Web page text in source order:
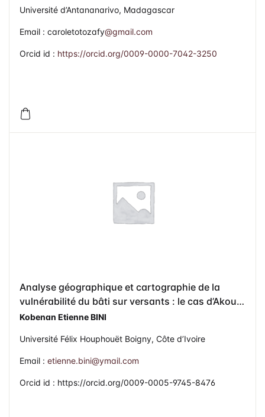
Université d’Antananarivo, Madagascar
Email : caroletotozafy@gmail.com
Orcid id : https://orcid.org/0009-0000-7042-3250
Analyse géographique et cartographie de la
vulnérabilité du bâti sur versants : le cas d’Akouai
Santai, Bingerville (Côte d’Ivoire)
Kobenan Etienne BINI
Université Félix Houphouët Boigny, Côte d’Ivoire
Email : etienne.bini@ymail.com
Orcid id : https://orcid.org/0009-0005-9745-8476